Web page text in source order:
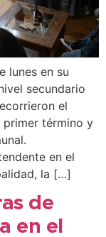
lunes en su
secundario
el
término y
en el
la […]
de
en el